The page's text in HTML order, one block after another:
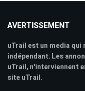
AVERTISSEMENT
uTrail est un media
indépendant. Les
uTrail, n'interviennent
site uTrail.